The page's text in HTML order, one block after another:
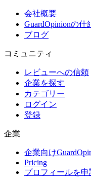
会社概要
GuardOpinionの仕
ブログ
コミュニティ
レビューへの信頼
企業を探す
カテゴリー
ログイン
登録
企業
企業向け
Pricing
プロフィールを申